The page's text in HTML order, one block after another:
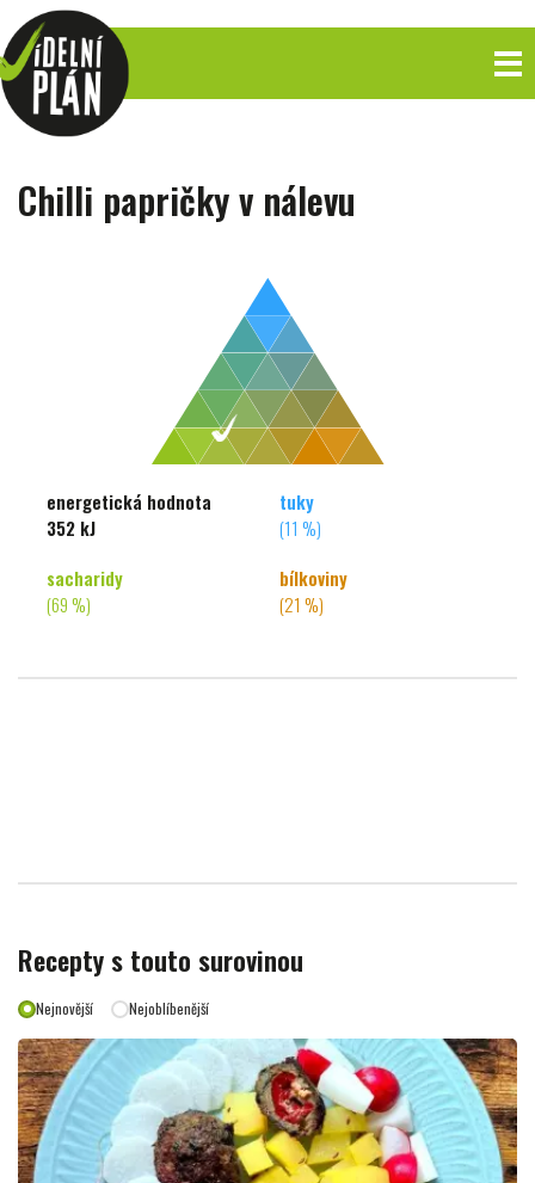
Chilli papričky v nálevu
energetická hodnota
352 kJ
tuky
(11 %)
sacharidy
(69 %)
bílkoviny
(21 %)
Recepty s touto surovinou
Nejnovější Nejoblíbenější